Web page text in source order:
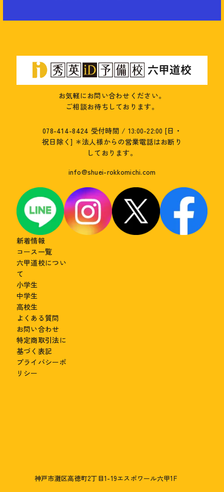
お気軽にお問い合わせください。
ご相談お待ちしております。
078-414-8424 受付時間 / 13:00-22:00 [日・
祝日除く] ＊法人様からの営業電話はお断り
しております。
info@shuei-rokkomichi.com
新着情報
コース一覧
六甲道校につい
て
小学生
中学生
高校生
よくある質問
お問い合わせ
特定商取引法に
基づく表記
プライバシーポ
リシー
神戸市灘区高徳町2丁目1-19エスポワール六甲1F